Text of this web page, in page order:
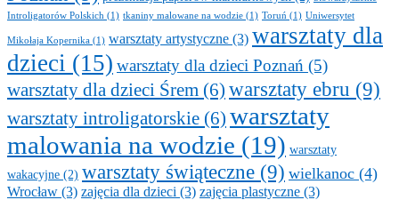
Introligatorów Polskich (1) tkaniny malowane na wodzie (1) Toruń (1) Uniwersytet
Mikołaja Kopernika (1) warsztaty artystyczne (3) warsztaty dla
dzieci (15) warsztaty dla dzieci Poznań (5)
warsztaty dla dzieci Śrem (6) warsztaty ebru (9)
warsztaty introligatorskie (6) warsztaty
malowania na wodzie (19) warsztaty
wakacyjne (2) warsztaty świąteczne (9) wielkanoc (4)
Wrocław (3) zajęcia dla dzieci (3) zajęcia plastyczne (3)